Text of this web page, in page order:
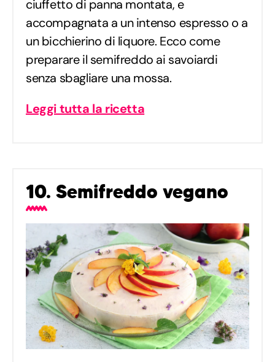
ciuffetto di panna montata, e
accompagnata a un intenso espresso o a
un bicchierino di liquore. Ecco come
preparare il semifreddo ai savoiardi
senza sbagliare una mossa.
Leggi tutta la ricetta
10. Semifreddo vegano